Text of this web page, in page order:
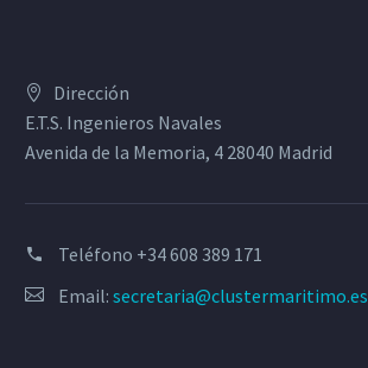
Dirección
E.T.S. Ingenieros Navales
Avenida de la Memoria, 4 28040 Madrid
Teléfono +34 608 389 171
Email: secretaria@clustermaritimo.es